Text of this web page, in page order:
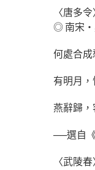
〈唐多
◎ 南宋‧
何處合成
有明月
燕辭歸，
──選自
〈武陵